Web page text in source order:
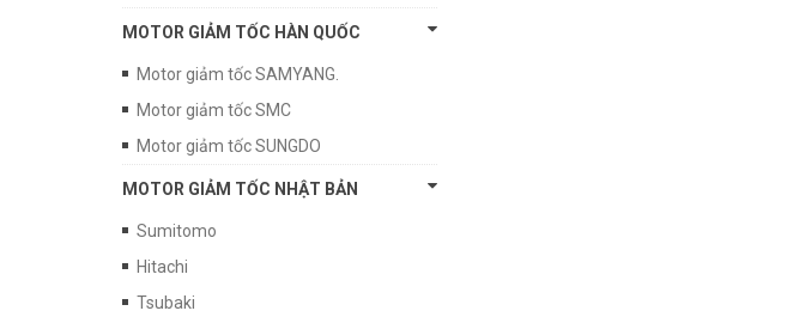
MOTOR GIẢM TỐC HÀN QUỐC
Motor giảm tốc SAMYANG.
Motor giảm tốc SMC
Motor giảm tốc SUNGDO
MOTOR GIẢM TỐC NHẬT BẢN
Sumitomo
Hitachi
Tsubaki